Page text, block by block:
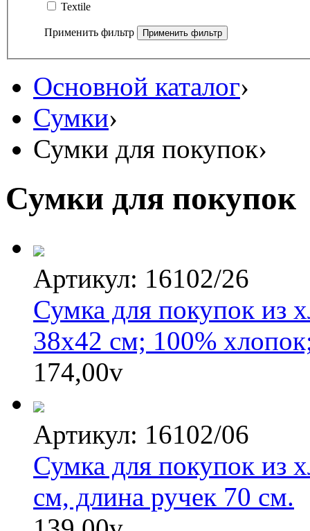
Textile
Применить фильтр
Основной каталог›
Сумки›
Сумки для покупок›
Сумки для покупок
Артикул: 16102/26
Сумка для покупок из
38х42 см; 100%
174,00v
Артикул: 16102/06
Сумка для покупок из
см, длина ручек 70 см.